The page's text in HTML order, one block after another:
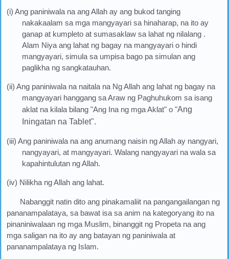
(i) Ang paniniwala na ang Allah ay ang bukod tanging
nakakaalam sa mga mangyayari sa hinaharap, na ito ay
ganap at kumpleto at sumasaklaw sa lahat ng nilalang .
Alam Niya ang lahat ng bagay na mangyayari o hindi
mangyayari, simula sa umpisa bago pa simulan ang
paglikha ng sangkatauhan.
(ii) Ang paniniwala na naitala na Ng Allah ang lahat ng bagay na
mangyayari hanggang sa Araw ng Paghuhukom sa isang
aklat na kilala bilang "Ang Ina ng mga Aklat" o "Ang
Iningatan na Tablet".
(iii) Ang paniniwala na ang anumang naisin ng Allah ay nangyari,
nangyayari, at mangyayari. Walang nangyayari na wala sa
kapahintulutan ng Allah.
(iv) Nilikha ng Allah ang lahat.
Nabanggit natin dito ang pinakamaliit na pangangailangan ng
pananampalataya, sa bawat isa sa anim na kategoryang ito na
pinaniniwalaan ng mga Muslim, binanggit ng Propeta na ang
mga saligan na ito ay ang batayan ng paniniwala at
pananampalataya ng Islam.